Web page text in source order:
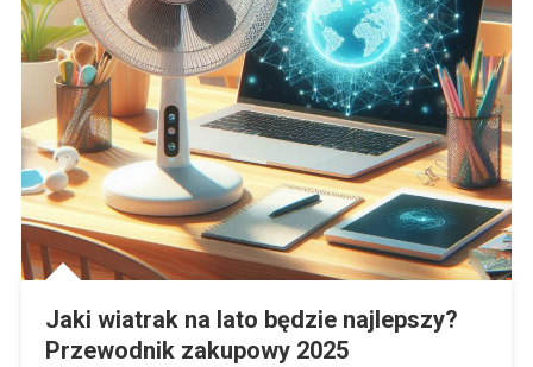
Jaki wiatrak na lato będzie najlepszy?
Przewodnik zakupowy 2025